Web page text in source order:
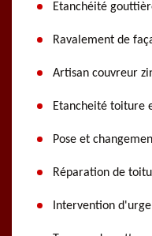
Etanchéité
Ravalement de
Artisan couvreur
Etancheité toiture
Pose et
Réparation de
Intervention